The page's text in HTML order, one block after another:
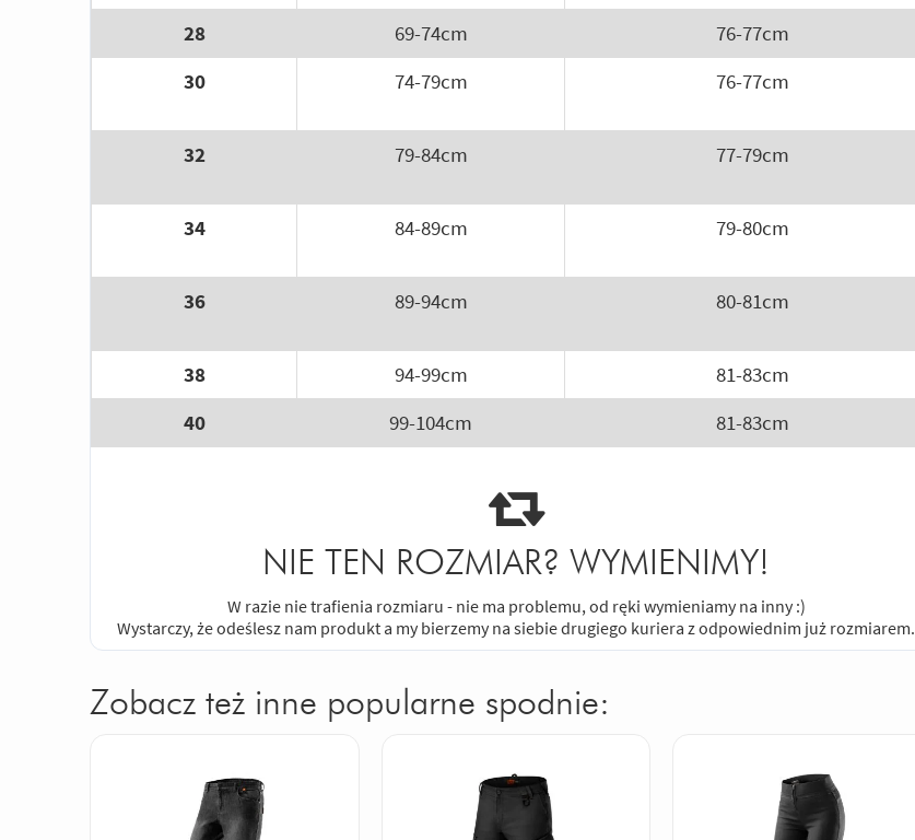
28
69-74cm
76-77cm
30
74-79cm 76-77cm
32 79-84cm 77-79cm
34 84-89cm 79-80cm
36 89-94cm 80-81cm
38 94-99cm
81-83cm
40
99-104cm 81-83cm
NIE TEN ROZMIAR? WYMIENIMY!
W razie nie trafienia rozmiaru - nie ma problemu, od ręki wymieniamy na inny :)
Wystarczy, że odeślesz nam produkt a my bierzemy na siebie drugiego kuriera z odpowiednim już rozmiarem.
Zobacz też inne popularne spodnie: